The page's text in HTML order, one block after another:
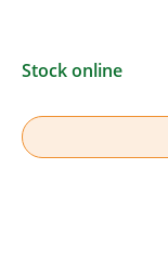
Stock online